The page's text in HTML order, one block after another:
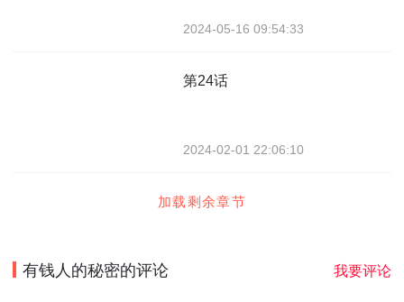
2024-05-16 09:54:33
第24话
2024-02-01 22:06:10
加载剩余章节
有钱人的秘密的评论 我要评论